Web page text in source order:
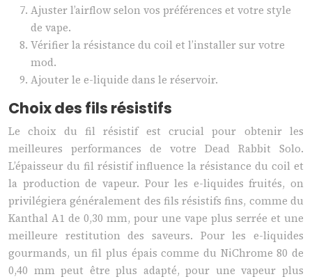
Ajuster l’airflow selon vos préférences et votre style
de vape.
Vérifier la résistance du coil et l’installer sur votre
mod.
Ajouter le e-liquide dans le réservoir.
Choix des fils résistifs
Le choix du fil résistif est crucial pour obtenir les
meilleures performances de votre Dead Rabbit Solo.
L’épaisseur du fil résistif influence la résistance du coil et
la production de vapeur. Pour les e-liquides fruités, on
privilégiera généralement des fils résistifs fins, comme du
Kanthal A1 de 0,30 mm, pour une vape plus serrée et une
meilleure restitution des saveurs. Pour les e-liquides
gourmands, un fil plus épais comme du NiChrome 80 de
0,40 mm peut être plus adapté, pour une vapeur plus